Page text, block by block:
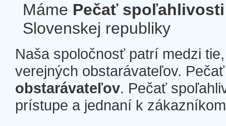
Máme Pečať spoľahlivosti
Slovenskej republiky
Naša spoločnosť patrí medzi
verejných obstarávateľov.
obstarávateľov. Pečať
prístupe a jednaní k